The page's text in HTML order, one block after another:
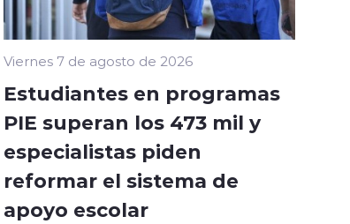
Viernes 7 de agosto de 2026
Estudiantes en programas
PIE superan los 473 mil y
especialistas piden
reformar el sistema de
apoyo escolar